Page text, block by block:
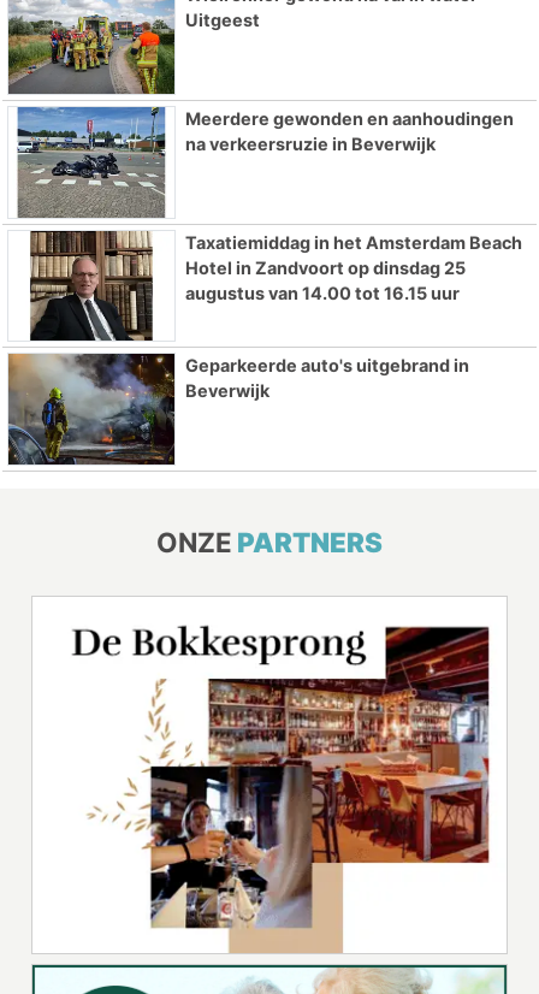
Uitgeest
Meerdere gewonden en aanhoudingen
na verkeersruzie in Beverwijk
Taxatiemiddag in het Amsterdam Beach
Hotel in Zandvoort op dinsdag 25
augustus van 14.00 tot 16.15 uur
Geparkeerde auto's uitgebrand in
Beverwijk
ONZE PARTNERS